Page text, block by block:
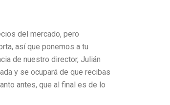
del mercado, pero
así que ponemos a tu
de nuestro director, Julián
y se ocupará de que recibas
antes, que al final es de lo